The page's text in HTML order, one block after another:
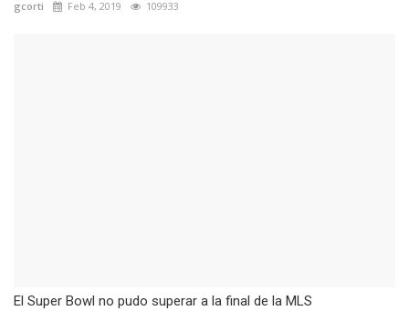
gcorti Feb 4, 2019 109933
El Super Bowl no pudo superar a la final de la MLS